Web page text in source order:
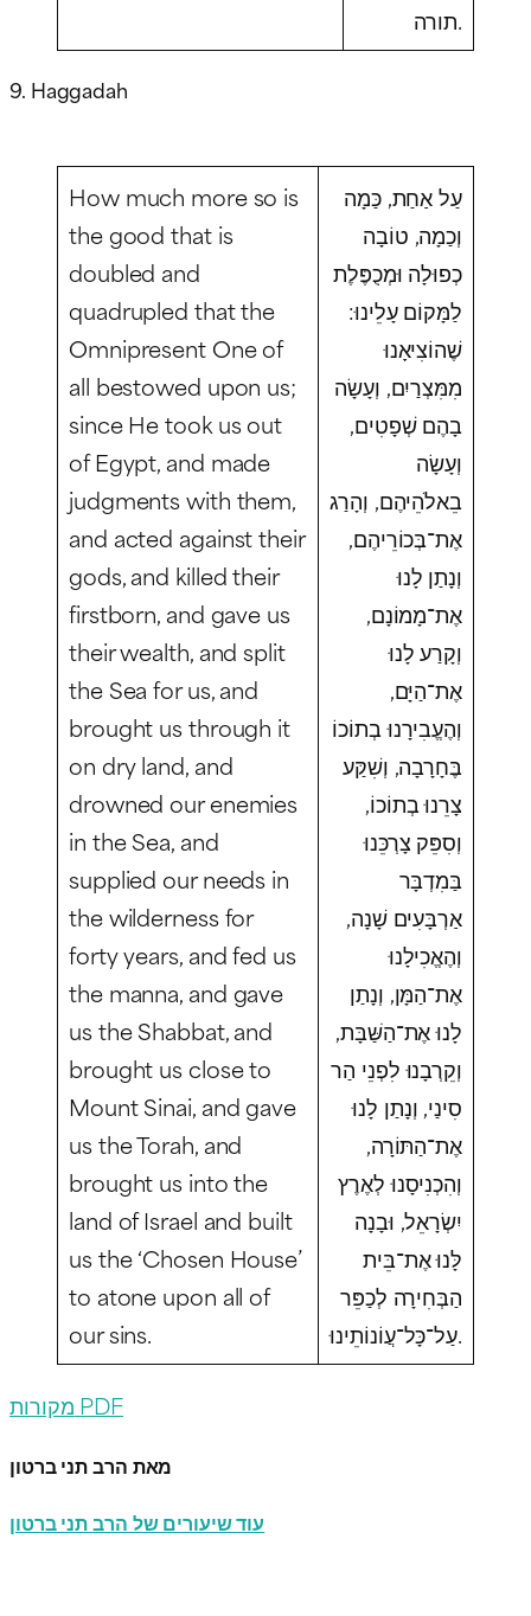
תורה.
9. Haggadah
How much more so is
the good that is
doubled and
quadrupled that the
Omnipresent One of
all bestowed upon us;
since He took us out
of Egypt, and made
judgments with them,
and acted against their
gods, and killed their
firstborn, and gave us
their wealth, and split
the Sea for us, and
brought us through it
on dry land, and
drowned our enemies
in the Sea, and
supplied our needs in
the wilderness for
forty years, and fed us
the manna, and gave
us the Shabbat, and
brought us close to
Mount Sinai, and gave
us the Torah, and
brought us into the
land of Israel and built
us the ‘Chosen House’
to atone upon all of
our sins.
עַל אַחַת, כַּמָה
וְכַמָה, טוֹבָה
כְפוּלָה וּמְכֻפֶּלֶת
לַמָּקוֹם עָלֵינוּ:
שֶׁהוֹצִיאָנוּ
מִמִּצְרַיִם, וְעָשָׂה
בָהֶם שְׁפָטִים,
וְעָשָׂה
בֵאלֹהֵיהֶם, וְהָרַג
אֶת־בְּכוֹרֵיהֶם,
וְנָתַן לָנוּ
אֶת־מָמוֹנָם,
וְקָרַע לָנוּ
אֶת־הַיָּם,
וְהֶעֱבִירָנוּ בְתוֹכוֹ
בֶּחָרָבָה, וְשִׁקַּע
צָרֵנוּ בְתוֹכוֹ,
וְסִפֵּק צָרְכֵּנוּ
בַּמִדְבָּר
אַרְבָּעִים שָׁנָה,
וְהֶאֱכִילָנוּ
אֶת־הַמָּן, וְנָתַן
לָנוּ אֶת־הַשַּׁבָּת,
וְקֵרְבָנוּ לִפְנֵי הַר
סִינַי, וְנָתַן לָנוּ
אֶת־הַתּוֹרָה,
וְהִכְנִיסָנוּ לְאֶרֶץ
יִשְׂרָאֵל, וּבָנָה
לָּנוּ אֶת־בֵּית
הַבְּחִירָה לְכַפֵּר
עַל־כָּל־עֲוֹנוֹתֵינוּ.
מקורות PDF
מאת הרב תני ברטון
עוד שיעורים של הרב תני ברטון